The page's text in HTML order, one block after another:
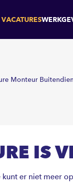
VACATURES
Monteur
IS
kunt er niet meer